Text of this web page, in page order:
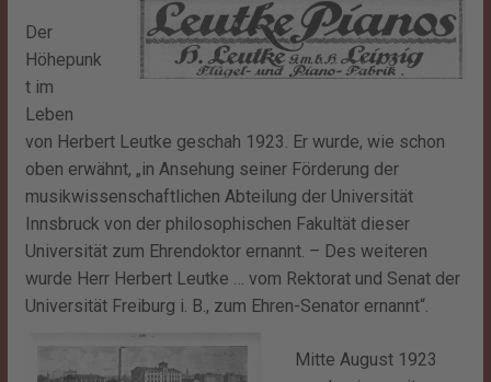
Der
Höhepunk
t im
Leben
von Herbert Leutke geschah 1923. Er wurde, wie schon
oben erwähnt, „in Ansehung seiner Förderung der
musikwissenschaftlichen Abteilung der Universität
Innsbruck von der philosophischen Fakultät dieser
Universität zum Ehrendoktor ernannt. – Des weiteren
wurde Herr Herbert Leutke … vom Rektorat und Senat der
Universität Freiburg i. B., zum Ehren-Senator ernannt“.
Mitte August 1923